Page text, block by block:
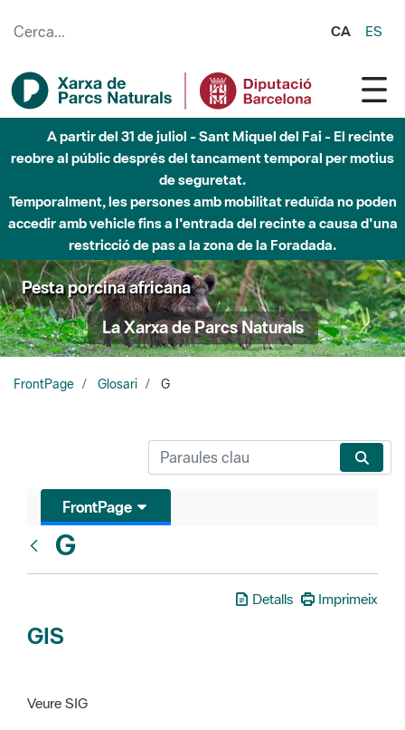
CA ES
A partir del 31 de juliol - Sant Miquel del Fai - El recinte
reobre al públic després del tancament temporal per motius
de seguretat.
Temporalment, les persones amb mobilitat reduïda no poden
accedir amb vehicle fins a l'entrada del recinte a causa d'una
restricció de pas a la zona de la Foradada.
Pesta porcina africana
La Xarxa de Parcs Naturals
FrontPage Glosari G
FrontPage
G
Detalls Imprimeix
GIS
Veure SIG